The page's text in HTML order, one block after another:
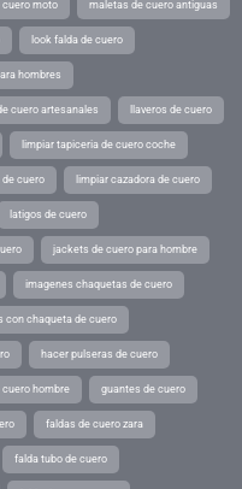
cuero moto maletas de cuero antiguas
look falda de cuero
hombres
cuero artesanales llaveros de cuero
limpiar tapiceria de cuero coche
de cuero limpiar cazadora de cuero
latigos de cuero
jackets de cuero para hombre
imagenes chaquetas de cuero
con chaqueta de cuero
hacer pulseras de cuero
cuero hombre guantes de cuero
faldas de cuero zara
falda tubo de cuero